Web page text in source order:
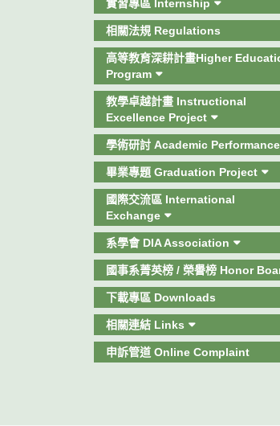
實習專區 Internship
相關法規 Regulations
高等教育深耕計畫Higher
Program
教學卓越計畫 Instructional
Excellence Project
學術研討 Academic Performance
畢業專題 Graduation Project
國際交流區 International
Exchange
系學會 DIA Association
國事系菁英榜 / 榮譽榜 Honor
下載專區 Downloads
相關連結 Links
申訴管道 Online Complaint